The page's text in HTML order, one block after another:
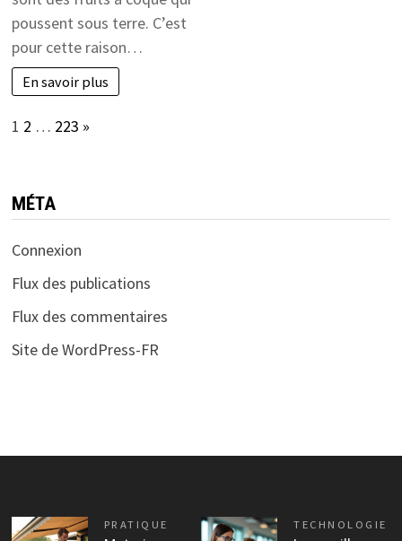
poussent sous terre. C’est
pour cette raison…
En savoir plus
Page:
1 2 … 223 Next
»
MÉTA
Connexion
Flux des publications
Flux des commentaires
Site de WordPress-FR
PRATIQUE TECHNOLOGIE